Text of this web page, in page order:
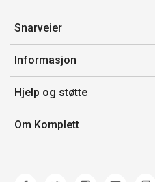
Snarveier
Min side
Ordreoversikt
Flex
Komplett Club
Informasjon
Salgsbetingelser
Medlemsvilkår for Komplett Club
Merker/produsent
Hjelp og støtte
Kontakt oss
Kundeservice
Om Komplett